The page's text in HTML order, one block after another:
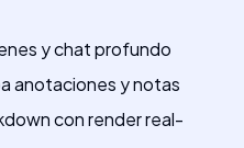
y chat profundo
anotaciones y notas
con render real-